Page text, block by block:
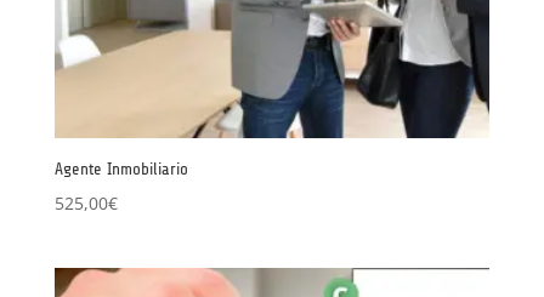
Agente Inmobiliario
525,00€